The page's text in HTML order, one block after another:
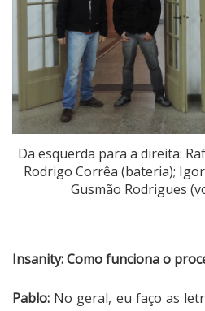
Da esquerda para a direita:
Rodrigo Corrêa (bateria);
Gusmão Rodrigues
Insanity: Como funciona o
Pablo: No geral, eu faço as